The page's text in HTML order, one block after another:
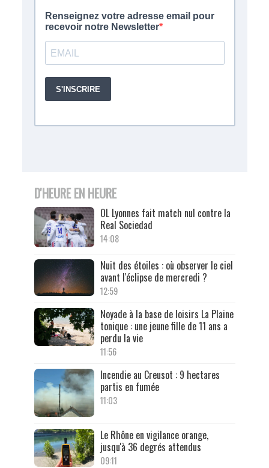
D'HEURE EN HEURE
OL Lyonnes fait match nul contre la
Real Sociedad
14:08
Nuit des étoiles : où observer le ciel
avant l'éclipse de mercredi ?
12:59
Noyade à la base de loisirs La Plaine
tonique : une jeune fille de 11 ans a
perdu la vie
11:56
Incendie au Creusot : 9 hectares
partis en fumée
11:03
Le Rhône en vigilance orange,
jusqu'à 36 degrés attendus
09:11